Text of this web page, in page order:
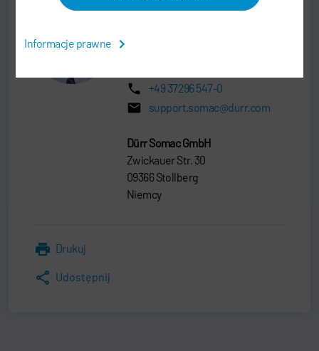
Informacje prawne
+49 37296 547-0
support.somac@durr.com
Dürr Somac GmbH
Zwickauer Str. 30
09366 Stollberg
Niemcy
Drukuj
Udostępnij